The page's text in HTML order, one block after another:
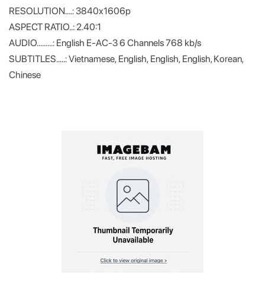
RESOLUTION....: 3840x1606p
ASPECT RATIO..: 2.40:1
AUDIO.........: English E-AC-3 6 Channels 768 kb/s
SUBTITLES.....: Vietnamese, English, English, English, Korean,
Chinese